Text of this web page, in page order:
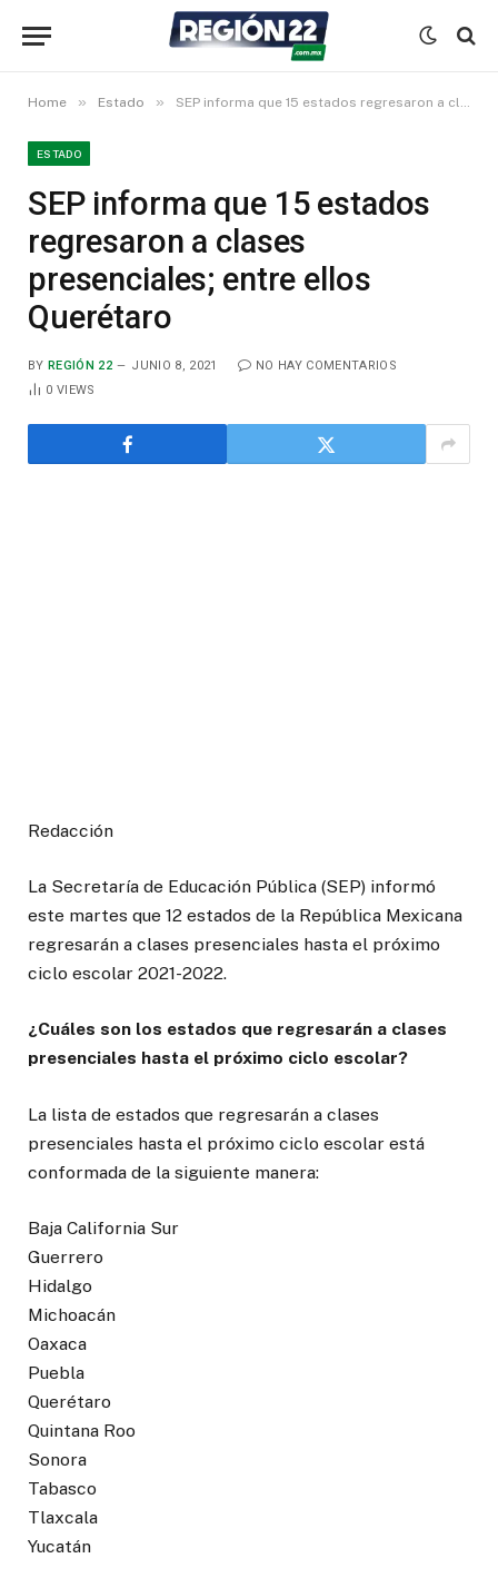
Home » Estado » SEP informa que 15 estados regresaron a clases presenciales; entre ellos Querétaro
ESTADO
SEP informa que 15 estados
regresaron a clases
presenciales; entre ellos
Querétaro
BY REGIÓN 22 JUNIO 8, 2021
NO HAY COMENTARIOS
0VIEWS
Redacción
La Secretaría de Educación Pública (SEP) informó
este martes que 12 estados de la República Mexicana
regresarán a clases presenciales hasta el próximo
ciclo escolar 2021-2022.
¿Cuáles son los estados que regresarán a clases
presenciales hasta el próximo ciclo escolar?
La lista de estados que regresarán a clases
presenciales hasta el próximo ciclo escolar está
conformada de la siguiente manera:
Baja California Sur
Guerrero
Hidalgo
Michoacán
Oaxaca
Puebla
Querétaro
Quintana Roo
Sonora
Tabasco
Tlaxcala
Yucatán